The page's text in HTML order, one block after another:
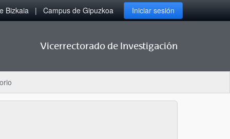
Bizkaia Campus de Gipuzkoa Iniciar sesión
Vicerrectorado de Investigación